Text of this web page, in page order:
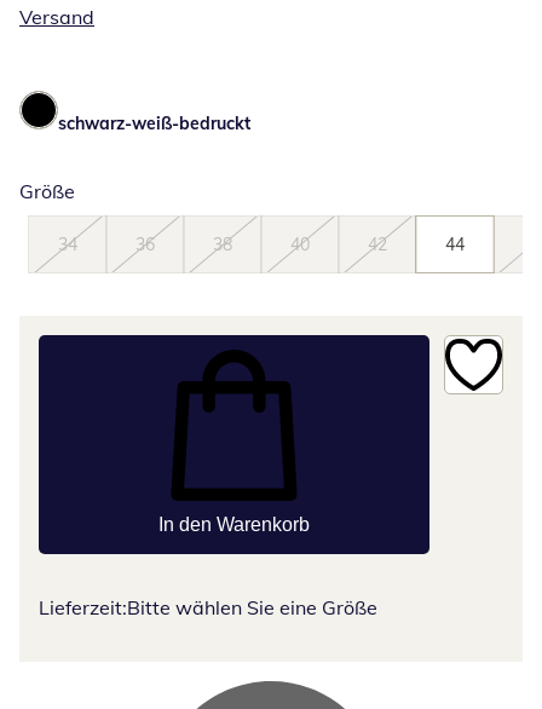
Versand
schwarz-weiß-bedruckt
Größe
34 36 38 40 42 44
In den Warenkorb
Lieferzeit:Bitte wählen Sie eine Größe